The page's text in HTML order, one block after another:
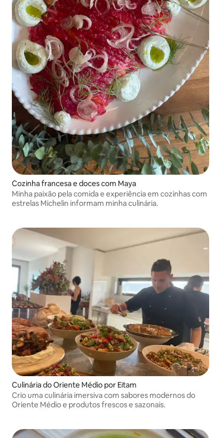
Cozinha francesa e doces com Maya
Minha paixão pela comida e experiência em cozinhas com
estrelas Michelin informam minha culinária.
Culinária do Oriente Médio por Eitam
Crio uma culinária imersiva com sabores modernos do
Oriente Médio e produtos frescos e sazonais.